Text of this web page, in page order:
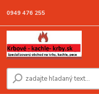
0949 476 255